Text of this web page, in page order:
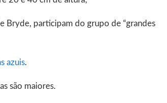
Bryde, participam do grupo de “grandes
azuis.
são maiores.